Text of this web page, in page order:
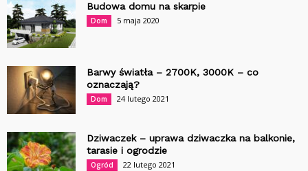
Budowa domu na skarpie
Dom 5 maja 2020
Barwy światła – 2700K, 3000K – co
oznaczają?
Dom 24 lutego 2021
Dziwaczek – uprawa dziwaczka na balkonie,
tarasie i ogrodzie
Ogród 22 lutego 2021